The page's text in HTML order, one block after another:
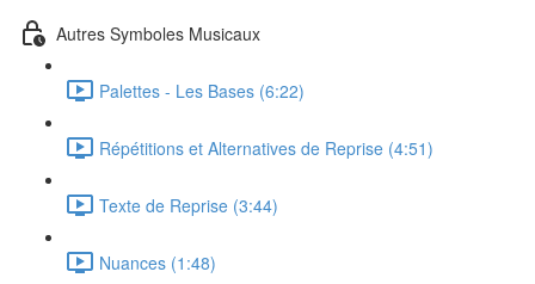
Autres Symboles Musicaux
Palettes - Les Bases (6:22)
Répétitions et Alternatives de Reprise (4:51)
Texte de Reprise (3:44)
Nuances (1:48)